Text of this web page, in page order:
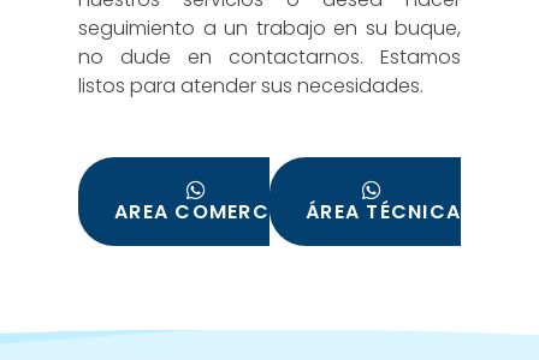
seguimiento a un trabajo en su buque,
no dude en contactarnos. Estamos
listos para atender sus necesidades.
encantado de ayudarle y proporcionar
la información que necesita. Ya sea que
tenga consultas sobre nuestros
servicios, desee solicitar una cotización
brindarle respuestas rápidas y
AREA COMERCIAL ÁREA TÉCNICA